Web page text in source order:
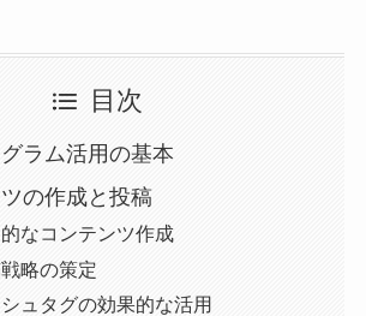
目次
ラム活用の基本
の作成と投稿
なコンテンツ作成
略の策定
ュタグの効果的な活用